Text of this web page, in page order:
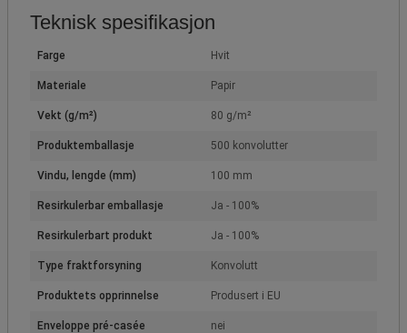
Teknisk spesifikasjon
Farge Hvit
Materiale Papir
Vekt (g/m²) 80 g/m²
Produktemballasje 500 konvolutter
Vindu, lengde (mm) 100 mm
Resirkulerbar emballasje Ja - 100%
Resirkulerbart produkt Ja - 100%
Type fraktforsyning Konvolutt
Produktets opprinnelse Produsert i EU
Enveloppe pré-casée nei